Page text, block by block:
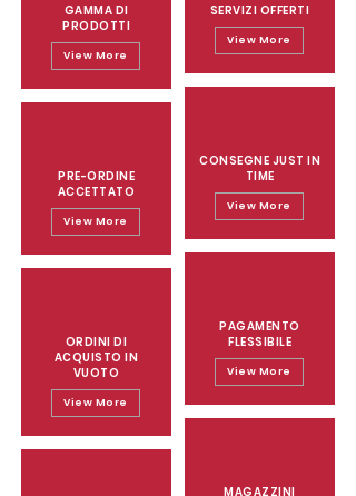
GAMMA DI
PRODOTTI
View More
PRE-ORDINE
ACCETTATO
View More
ORDINI DI
ACQUISTO IN
VUOTO
View More
SERVIZI OFFERTI
View More
CONSEGNE JUST IN
TIME
View More
PAGAMENTO
FLESSIBILE
View More
MAGAZZINI